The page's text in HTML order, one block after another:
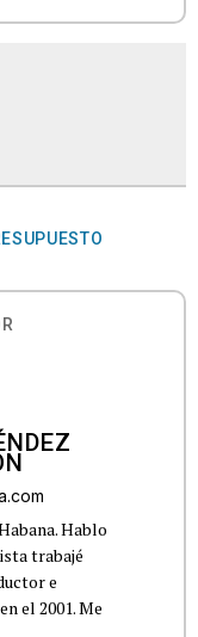
Hablo
trabajé
e
el 2001. Me